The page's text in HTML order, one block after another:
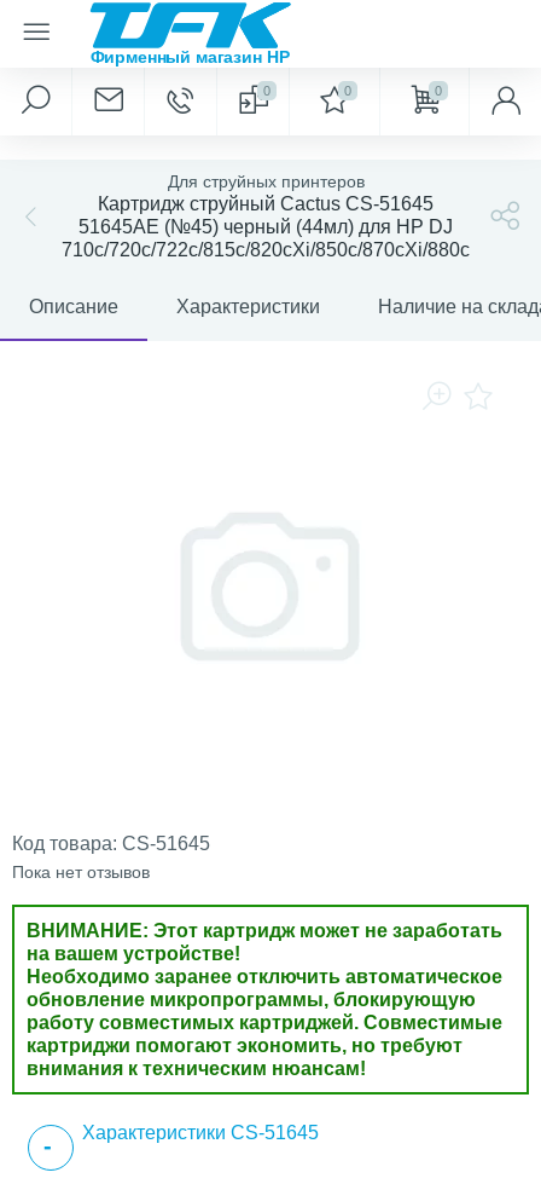
0 0 0
Для струйных принтеров
Картридж струйный Cactus CS-51645
51645AE (№45) черный (44мл) для HP DJ
710c/720c/722c/815c/820cXi/850c/870cXi/880c
Описание Характеристики Наличие на
Код товара: CS-51645
Пока нет отзывов
ВНИМАНИЕ: Этот картридж может не заработать
на вашем устройстве!
Необходимо заранее отключить автоматическое
обновление микропрограммы, блокирующую
работу совместимых картриджей. Совместимые
картриджи помогают экономить, но требуют
внимания к техническим нюансам!
Характеристики CS-51645